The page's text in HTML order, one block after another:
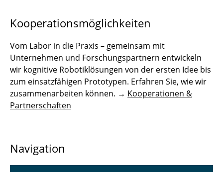
Kooperationsmöglichkeiten
Vom Labor in die Praxis – gemeinsam mit
Unternehmen und Forschungspartnern entwickeln
wir kognitive Robotiklösungen von der ersten Idee bis
zum einsatzfähigen Prototypen. Erfahren Sie, wie wir
zusammenarbeiten können. → Kooperationen &
Partnerschaften
Navigation